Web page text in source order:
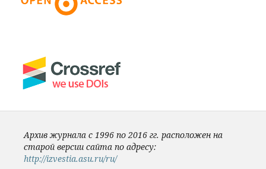
Архив журнала с 1996 по 2016 гг. расположен на
старой версии сайта по адресу:
http://izvestia.asu.ru/ru/